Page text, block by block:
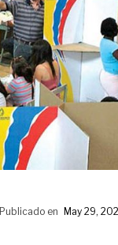
Publicado en May 29,